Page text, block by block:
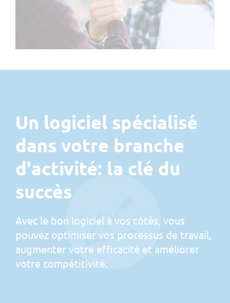
Planification des ressources
Rapport hebdomadaire
Localisation par GPS
Devis
Un logiciel spécialisé
dans votre branche
d'activité: la clé du
succès
Avec le bon logiciel à vos côtés, vous
pouvez optimiser vos processus de travail,
augmenter votre efficacité et améliorer
votre compétitivité.